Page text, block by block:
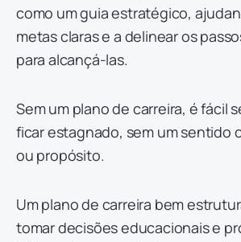
como um guia estratégico,
metas claras e a delinear os
para alcançá-las.
Sem um plano de carreira, é fácil
ficar estagnado, sem um sentido
ou propósito.
Um plano de carreira bem
tomar decisões educacionais e